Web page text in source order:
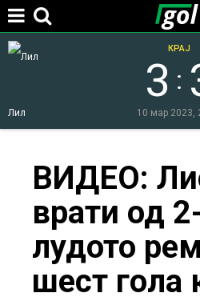
Jump to
Лил
3 :
КРАЈ
10 мар 2023,
here
ВИДЕО:
врати од
лудото
шест гола